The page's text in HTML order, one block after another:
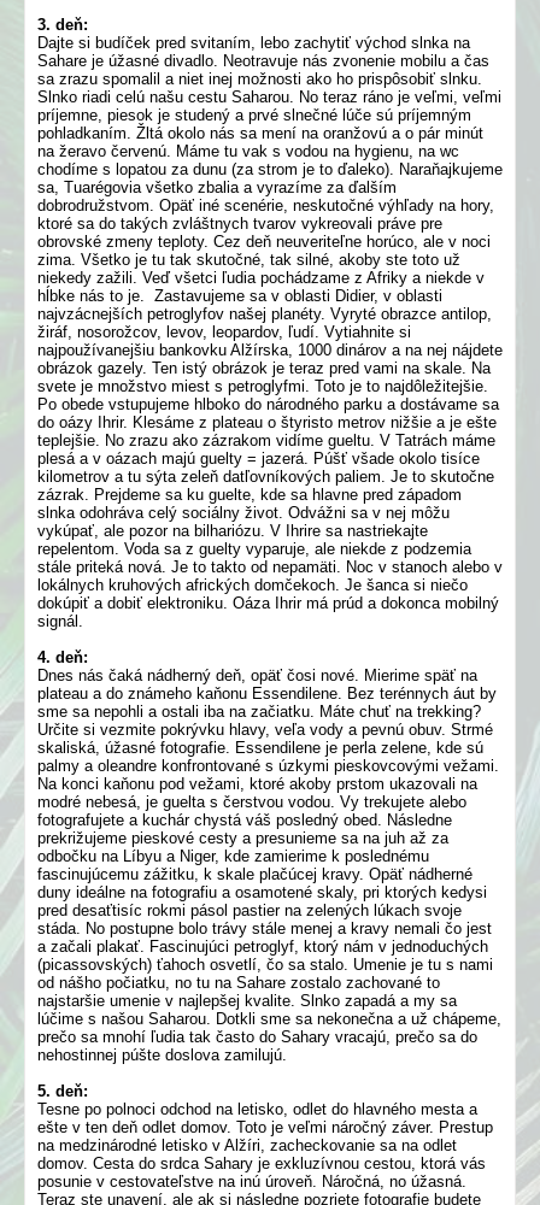
3. deň:
Dajte si budíček pred svitaním, lebo zachytiť východ slnka na
Sahare je úžasné divadlo. Neotravuje nás zvonenie mobilu a čas
sa zrazu spomalil a niet inej možnosti ako ho prispôsobiť slnku.
Slnko riadi celú našu cestu Saharou. No teraz ráno je veľmi, veľmi
príjemne, piesok je studený a prvé slnečné lúče sú príjemným
pohladkaním. Žltá okolo nás sa mení na oranžovú a o pár minút
na žeravo červenú. Máme tu vak s vodou na hygienu, na wc
chodíme s lopatou za dunu (za strom je to ďaleko). Naraňajkujeme
sa, Tuarégovia všetko zbalia a vyrazíme za ďalším
dobrodružstvom. Opäť iné scenérie, neskutočné výhľady na hory,
ktoré sa do takých zvláštnych tvarov vykreovali práve pre
obrovské zmeny teploty. Cez deň neuveriteľne horúco, ale v noci
zima. Všetko je tu tak skutočné, tak silné, akoby ste toto už
niekedy zažili. Veď všetci ľudia pochádzame z Afriky a niekde v
hĺbke nás to je. Zastavujeme sa v oblasti Didier, v oblasti
najvzácnejších petroglyfov našej planéty. Vyryté obrazce antilop,
žiráf, nosorožcov, levov, leopardov, ľudí. Vytiahnite si
najpoužívanejšiu bankovku Alžírska, 1000 dinárov a na nej nájdete
obrázok gazely. Ten istý obrázok je teraz pred vami na skale. Na
svete je množstvo miest s petroglyfmi. Toto je to najdôležitejšie.
Po obede vstupujeme hlboko do národného parku a dostávame sa
do oázy Ihrir. Klesáme z plateau o štyristo metrov nižšie a je ešte
teplejšie. No zrazu ako zázrakom vidíme gueltu. V Tatrách máme
plesá a v oázach majú guelty = jazerá. Púšť všade okolo tisíce
kilometrov a tu sýta zeleň datľovníkových paliem. Je to skutočne
zázrak. Prejdeme sa ku guelte, kde sa hlavne pred západom
slnka odohráva celý sociálny život. Odvážni sa v nej môžu
vykúpať, ale pozor na bilhariózu. V Ihrire sa nastriekajte
repelentom. Voda sa z guelty vyparuje, ale niekde z podzemia
stále priteká nová. Je to takto od nepamäti. Noc v stanoch alebo v
lokálnych kruhových afrických domčekoch. Je šanca si niečo
dokúpiť a dobiť elektroniku. Oáza Ihrir má prúd a dokonca mobilný
signál.
4. deň:
Dnes nás čaká nádherný deň, opäť čosi nové. Mierime späť na
plateau a do známeho kaňonu Essendilene. Bez terénnych áut by
sme sa nepohli a ostali iba na začiatku. Máte chuť na trekking?
Určite si vezmite pokrývku hlavy, veľa vody a pevnú obuv. Strmé
skaliská, úžasné fotografie. Essendilene je perla zelene, kde sú
palmy a oleandre konfrontované s úzkymi pieskovcovými vežami.
Na konci kaňonu pod vežami, ktoré akoby prstom ukazovali na
modré nebesá, je guelta s čerstvou vodou. Vy trekujete alebo
fotografujete a kuchár chystá váš posledný obed. Následne
prekrižujeme pieskové cesty a presunieme sa na juh až za
odbočku na Líbyu a Niger, kde zamierime k poslednému
fascinujúcemu zážitku, k skale plačúcej kravy. Opäť nádherné
duny ideálne na fotografiu a osamotené skaly, pri ktorých kedysi
pred desaťtisíc rokmi pásol pastier na zelených lúkach svoje
stáda. No postupne bolo trávy stále menej a kravy nemali čo jest
a začali plakať. Fascinujúci petroglyf, ktorý nám v jednoduchých
(picassovských) ťahoch osvetlí, čo sa stalo. Umenie je tu s nami
od nášho počiatku, no tu na Sahare zostalo zachované to
najstaršie umenie v najlepšej kvalite. Slnko zapadá a my sa
lúčime s našou Saharou. Dotkli sme sa nekonečna a už chápeme,
prečo sa mnohí ľudia tak často do Sahary vracajú, prečo sa do
nehostinnej púšte doslova zamilujú.
5. deň:
Tesne po polnoci odchod na letisko, odlet do hlavného mesta a
ešte v ten deň odlet domov. Toto je veľmi náročný záver. Prestup
na medzinárodné letisko v Alžíri, zacheckovanie sa na odlet
domov. Cesta do srdca Sahary je exkluzívnou cestou, ktorá vás
posunie v cestovateľstve na inú úroveň. Náročná, no úžasná.
Teraz ste unavení, ale ak si následne pozriete fotografie budete